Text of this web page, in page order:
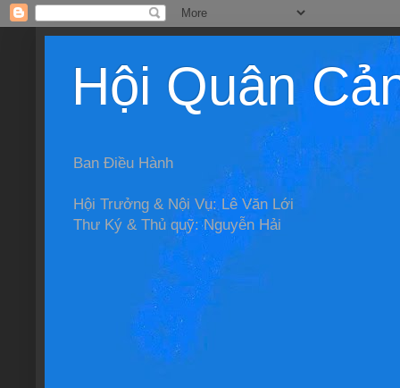
Hội Quân
Ban Điều Hành
Hội Trưởng & Nội Vụ: Lê Văn Lới
Thư Ký & Thủ quỹ: Nguyễn Hải